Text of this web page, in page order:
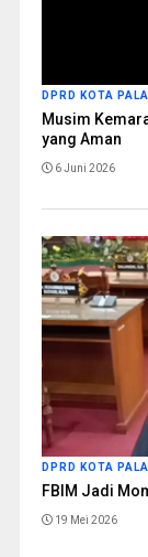
DPRD KOTA
Musim
yang Aman
6 Juni 2026
DPRD KOTA
FBIM Jadi
19 Mei 2026